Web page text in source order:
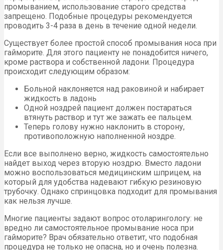
промыванием, использование старого средства
запрещено. Подобные процедуры рекомендуется
проводить 3-4 раза в день в течение одной недели.
Существует более простой способ промывания носа при
гайморите. Для этого пациенту не понадобится ничего,
кроме раствора и собственной ладони. Процедура
происходит следующим образом:
Больной наклоняется над раковиной и набирает
жидкость в ладонь
Одной ноздрей пациент должен постараться
втянуть раствор и тут же зажать ее пальцем.
Теперь голову нужно наклонить в сторону,
противоположную наполненной ноздре.
Если все выполнено верно, жидкость самостоятельно
найдет выход через вторую ноздрю. Вместо ладони
можно воспользоваться медицинским шприцем, на
который для удобства надевают гибкую резиновую
трубочку. Однако спринцовка подходит для промывания
как нельзя лучше.
Многие пациенты задают вопрос отоларингологу: не
вредно ли самостоятельное промывание носа при
гайморите? Врач обязательно ответит, что подобная
процедура не только не опасна, но и очень полезна.